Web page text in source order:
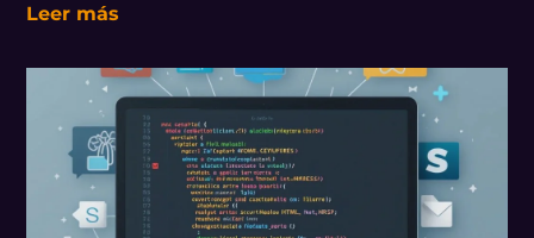
Leer más